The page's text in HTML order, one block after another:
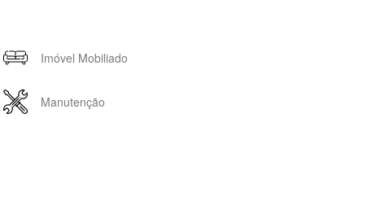
Imóvel Mobiliado
Manutenção